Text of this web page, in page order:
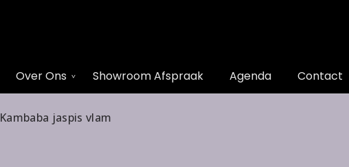
Over Ons Showroom Afspraak Agenda Contact
Kambaba jaspis vlam